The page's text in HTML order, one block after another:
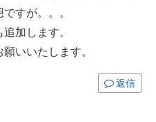
すが。。。
加します。
いいたします。
返信